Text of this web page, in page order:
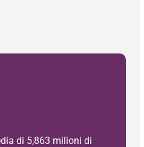
di 5,863 milioni di